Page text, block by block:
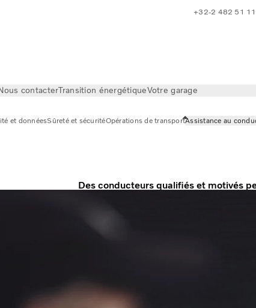
+32-2 482 51 11
contacterTransition énergétiqueVotre garage
et donnéesSûreté et sécuritéOpérations de transportAssistance au
Des conducteurs qualifiés et motivés
sécurité. En plus de vous aider à attirer